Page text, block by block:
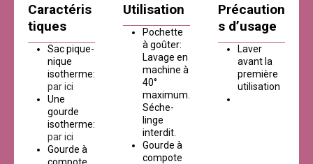
Caractéris
tiques
Sac pique-
nique
isotherme:
par ici
Une
gourde
isotherme:
par ici
Gourde à
Utilisation
Pochette
à goûter:
Lavage en
machine à
40°
maximum.
Séche-
linge
interdit.
Gourde à
compote
Précaution
s d’usage
Laver
avant la
première
utilisation